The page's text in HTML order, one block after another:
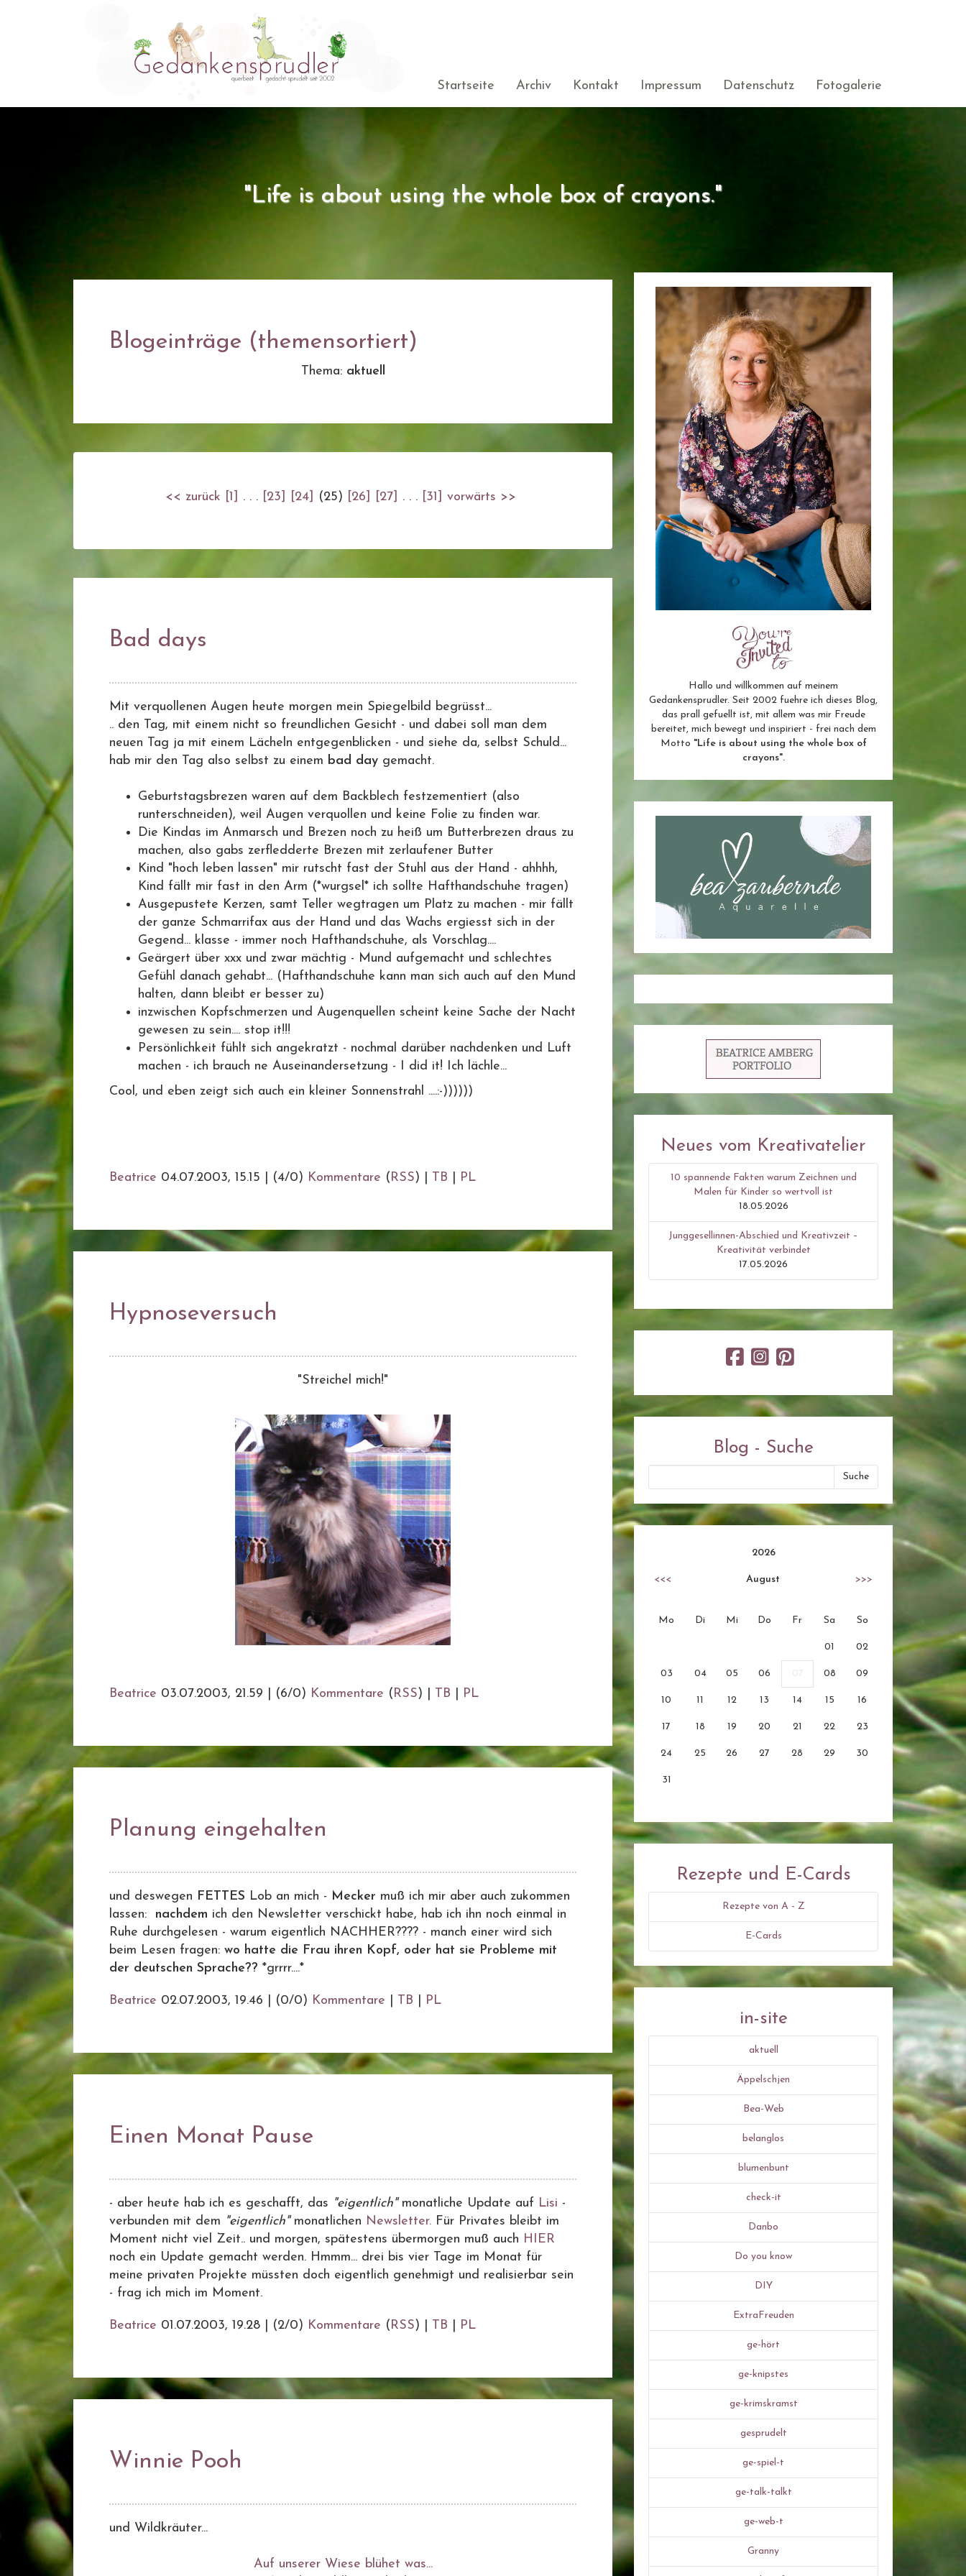
Startseite Archiv Kontakt Impressum Datenschutz Fotogalerie
"Life is about using the whole box of crayons."
Blogeinträge (themensortiert)
Thema: aktuell
<< zurück [1] . . . [23] [24] (25) [26] [27] . . . [31] vorwärts >>
Bad days
Mit verquollenen Augen heute morgen mein Spiegelbild begrüsst...
.. den Tag, mit einem nicht so freundlichen Gesicht - und dabei soll man dem
neuen Tag ja mit einem Lächeln entgegenblicken - und siehe da, selbst Schuld...
hab mir den Tag also selbst zu einem bad day gemacht.
Geburtstagsbrezen waren auf dem Backblech festzementiert (also
runterschneiden), weil Augen verquollen und keine Folie zu finden war.
Die Kindas im Anmarsch und Brezen noch zu heiß um Butterbrezen draus zu
machen, also gabs zerfledderte Brezen mit zerlaufener Butter
Kind "hoch leben lassen" mir rutscht fast der Stuhl aus der Hand - ahhhh,
Kind fällt mir fast in den Arm (*wurgsel* ich sollte Hafthandschuhe tragen)
Ausgepustete Kerzen, samt Teller wegtragen um Platz zu machen - mir fällt
der ganze Schmarrifax aus der Hand und das Wachs ergiesst sich in der
Gegend... klasse - immer noch Hafthandschuhe, als Vorschlag....
Geärgert über xxx und zwar mächtig - Mund aufgemacht und schlechtes
Gefühl danach gehabt... (Hafthandschuhe kann man sich auch auf den Mund
halten, dann bleibt er besser zu)
inzwischen Kopfschmerzen und Augenquellen scheint keine Sache der Nacht
gewesen zu sein.... stop it!!!
Persönlichkeit fühlt sich angekratzt - nochmal darüber nachdenken und Luft
machen - ich brauch ne Auseinandersetzung - I did it! Ich lächle...
Cool, und eben zeigt sich auch ein kleiner Sonnenstrahl ....:-))))))
Beatrice 04.07.2003, 15.15 (4/0) Kommentare (RSS) | TB PL
Hypnoseversuch
"Streichel mich!"
Beatrice 03.07.2003, 21.59 (6/0) Kommentare (RSS) | TB PL
Planung eingehalten
und deswegen FETTES Lob an mich - Mecker muß ich mir aber auch zukommen
lassen: nachdem ich den Newsletter verschickt habe, hab ich ihn noch einmal in
Ruhe durchgelesen - warum eigentlich NACHHER???? - manch einer wird sich
beim Lesen fragen: wo hatte die Frau ihren Kopf, oder hat sie Probleme mit
der deutschen Sprache?? *grrrr....*
Beatrice 02.07.2003, 19.46 (0/0) Kommentare TB PL
Einen Monat Pause
- aber heute hab ich es geschafft, das "eigentlich"monatliche Update auf Lisi -
verbunden mit dem "eigentlich" monatlichen Newsletter. Für Privates bleibt im
Moment nicht viel Zeit.. und morgen, spätestens übermorgen muß auch HIER
noch ein Update gemacht werden. Hmmm... drei bis vier Tage im Monat für
meine privaten Projekte müssten doch eigentlich genehmigt und realisierbar sein
- frag ich mich im Moment.
Beatrice 01.07.2003, 19.28 (2/0) Kommentare (RSS) | TB PL
Winnie Pooh
und Wildkräuter...
Auf unserer Wiese blühet was...
Hallo und willkommen auf meinem
Gedankensprudler. Seit 2002 fuehre ich dieses Blog,
das prall gefuellt ist, mit allem was mir Freude
bereitet, mich bewegt und inspiriert - frei nach dem
Motto "Life is about using the whole box of
crayons".
Neues vom Kreativatelier
10 spannende Fakten warum Zeichnen und
Malen für Kinder so wertvoll ist
18.05.2026
Junggesellinnen-Abschied und Kreativzeit –
Kreativität verbindet
17.05.2026
Blog - Suche
2026
<<< August >>>
Mo Di Mi Do Fr Sa So
01 02
03 04 05 06 07 08 09
10 11 12 13 14 15 16
17 18 19 20 21 22 23
24 25 26 27 28 29 30
31
Rezepte und E-Cards
Rezepte von A - Z
E-Cards
in-site
aktuell
Äppelschjen
Bea-Web
belanglos
blumenbunt
check-it
Danbo
Do you know
DIY
ExtraFreuden
ge-hört
ge-knipstes
ge-krimskramst
gesprudelt
ge-spiel-t
ge-talk-talkt
ge-web-t
Granny